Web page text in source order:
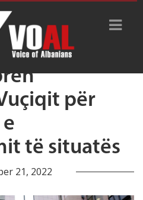
për
të situatës
21, 2022